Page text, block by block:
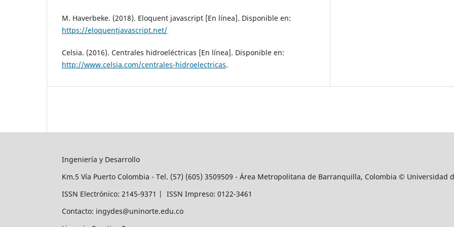
M. Haverbeke. (2018). Eloquent javascript [En línea]. Disponible en:
https://eloquentjavascript.net/
Celsia. (2016). Centrales hidroeléctricas [En línea]. Disponible en:
http://www.celsia.com/centrales-hidroelectricas.
Ingeniería y Desarrollo
Km.5 Vía Puerto Colombia - Tel. (57) (605) 3509509 - Área Metropolitana de Barranquilla, Colombia © Universidad
ISSN Electrónico: 2145-9371 | ISSN Impreso: 0122-3461
Contacto: ingydes@uninorte.edu.co